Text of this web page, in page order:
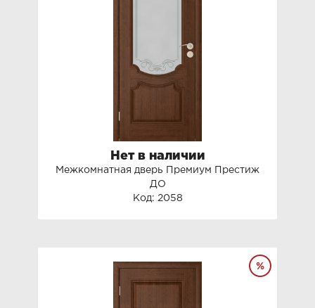
Нет в наличии
Межкомнатная дверь Премиум Престиж
ДО
Код: 2058